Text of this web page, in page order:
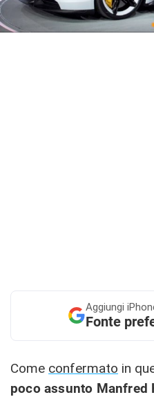
Aggiungi
Fonte
Come confermato in
poco assunto Manfred